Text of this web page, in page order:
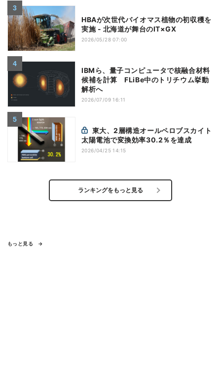
HBAが次世代バイオマス植物の初収穫を
実施 - 北海道が舞台のIT×GX
2026/05/28 07:00
IBMら、量子コンピュータで核融合材料
候補を計算 FLiBe中のトリチウム挙動
解析へ
2026/07/09 16:11
太陽電池で変換効率30.2％を達成
2026/04/25 14:15
ランキングをもっと見る
もっと見る